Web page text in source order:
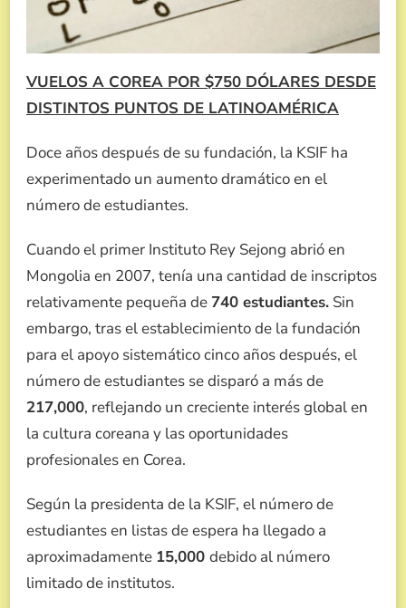
VUELOS A COREA POR $750 DÓLARES DESDE
DISTINTOS PUNTOS DE LATINOAMÉRICA
Doce años después de su fundación, la KSIF ha
experimentado un aumento dramático en el
número de estudiantes.
Cuando el primer Instituto Rey Sejong abrió en
Mongolia en 2007, tenía una cantidad de inscriptos
relativamente pequeña de 740 estudiantes. Sin
embargo, tras el establecimiento de la fundación
para el apoyo sistemático cinco años después, el
número de estudiantes se disparó a más de
217,000, reflejando un creciente interés global en
la cultura coreana y las oportunidades
profesionales en Corea.
Según la presidenta de la KSIF, el número de
estudiantes en listas de espera ha llegado a
aproximadamente 15,000 debido al número
limitado de institutos.